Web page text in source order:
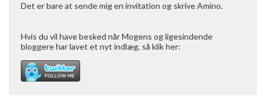
Det er bare at sende mig en invitation og skrive Amino.
Hvis du vil have besked når Mogens og ligesindende
bloggere har lavet et nyt indlæg, så klik her: